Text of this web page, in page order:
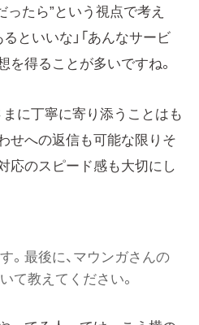
たら”という視点で考え
といいな」「あんなサービ
を得ることが多いですね。
に丁寧に寄り添うことはも
せへの返信も可能な限りそ
応のスピード感も大切にし
。最後に、マウンガさんの
て教えてください。